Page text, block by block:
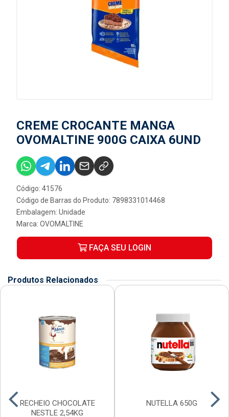
CREME CROCANTE MANGA
OVOMALTINE 900G CAIXA 6UND
Código: 41576
Código de Barras do Produto: 7898331014468
Embalagem: Unidade
Marca: OVOMALTINE
FAÇA SEU LOGIN
Produtos Relacionados
RECHEIO CHOCOLATE
NESTLE 2,54KG
NUTELLA 650G